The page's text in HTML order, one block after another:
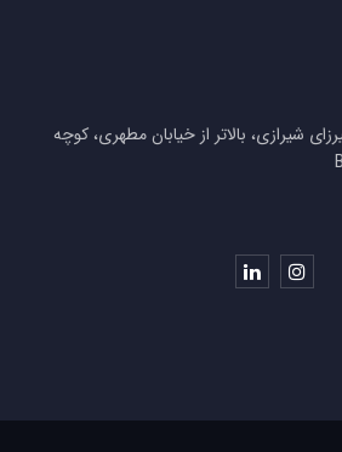
شیرازی، بالاتر از خیابان مطهری، کوچه